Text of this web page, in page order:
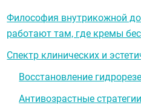
Философия внутрикожной
работают там, где кремы
Спектр клинических и
Восстановление
Антивозрастные